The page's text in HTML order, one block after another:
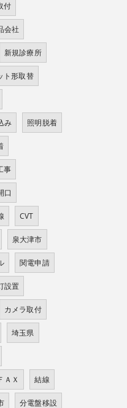
付
会社
新規診療所
ト形取替
み 照明脱着
事
口
CVT
泉大津市
関電申請
設置
カメラ取付
埼玉県
ＡＸ 結線
分電盤移設